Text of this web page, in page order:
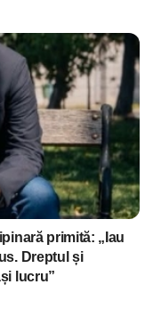
primită: „Iau
Dreptul și
lucru”